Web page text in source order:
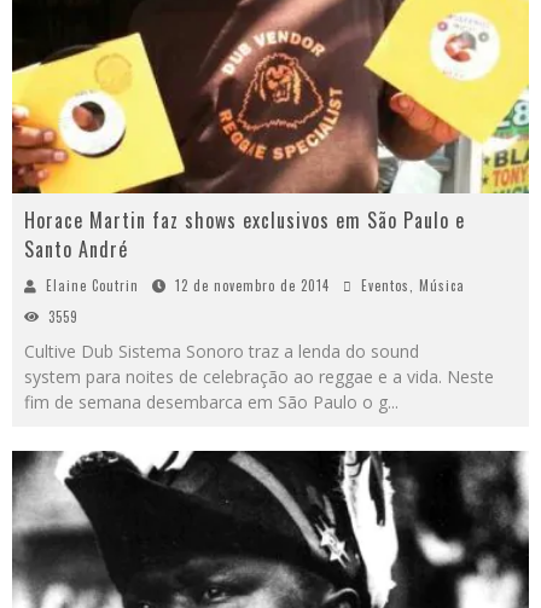
Horace Martin faz shows exclusivos em São Paulo e
Santo André
Elaine Coutrin 12 de novembro de 2014 Eventos
Música
3559
Cultive Dub Sistema Sonoro traz a lenda do sound
system para noites de celebração ao reggae e a vida. Neste
fim de semana desembarca em São Paulo o g...